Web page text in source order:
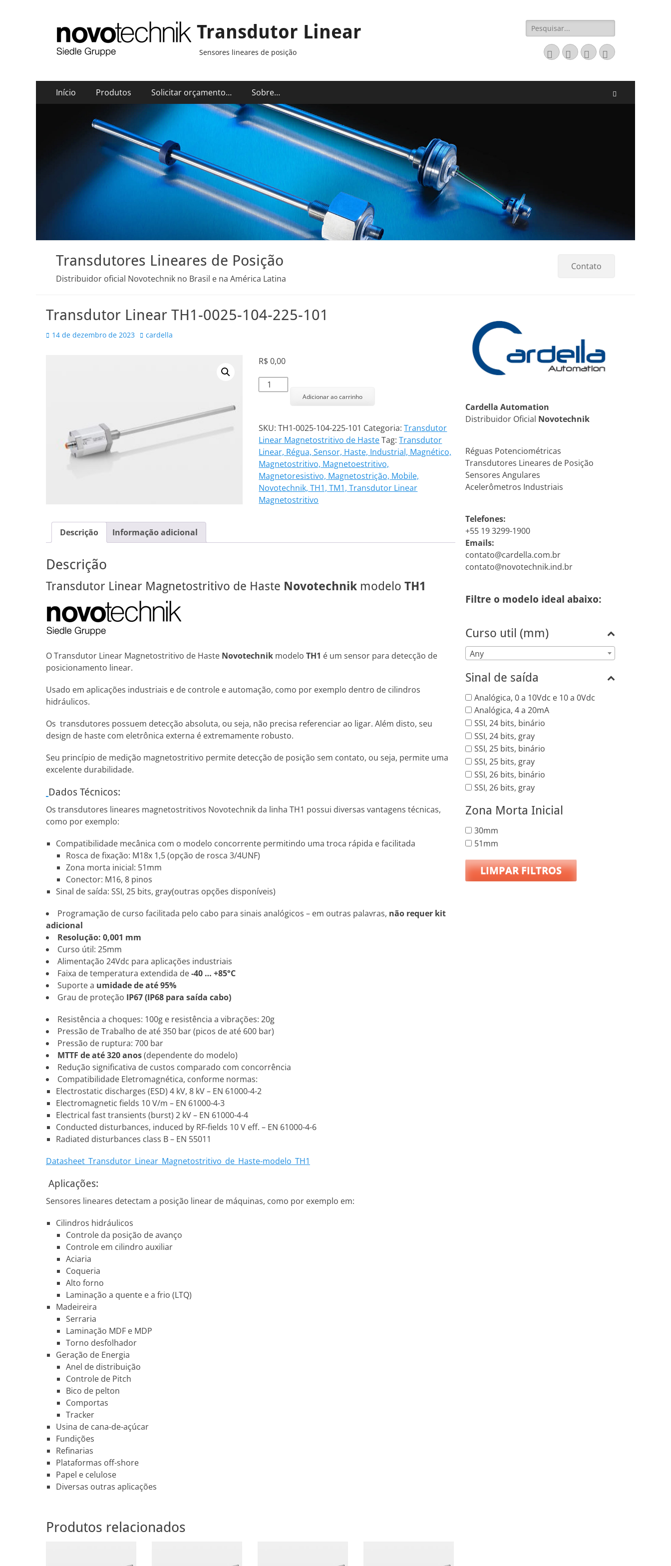
Transdutor Linear
Sensores lineares de posição
Pesquisar
por:
EmailLinkedIn
Website
Fone
Menu
principal
Pular
para
Início Produtos Solicitar orçamento… Sobre…
Transdutores Lineares de Posição
Distribuidor oficial Novotechnik no Brasil e na América Latina
Contato
Transdutor Linear TH1-0025-104-225-101
Posted
14 de dezembro de 2023 Autor
cardella
R$0,00
Transdutor
Linear
104-
225-
101
quantidade
Adicionar ao carrinho
SKU:TH1-0025-104-225-101 Categoria:Transdutor
Linear Magnetostritivo de Haste Tag:Transdutor
Linear, Régua, Sensor, Haste, Industrial, Magnético,
Magnetostritivo, Magnetoestritivo,
Magnetoresistivo, Magnetostrição, Mobile,
Novotechnik, TH1, TM1, Transdutor Linear
Magnetostritivo
Descrição Informação adicional
Descrição
Transdutor Linear Magnetostritivo de Haste Novotechnik modelo TH1
O Transdutor Linear Magnetostritivo de Haste Novotechnik modelo TH1 é um sensor para detecção de
posicionamento linear.
Usado em aplicações industriais e de controle e automação, como por exemplo dentro de cilindros
hidráulicos.
Os transdutores possuem detecção absoluta, ou seja, não precisa referenciar ao ligar. Além disto, seu
design de haste com eletrônica externa é extremamente robusto.
Seu princípio de medição magnetostritivo permite detecção de posição sem contato, ou seja, permite uma
excelente durabilidade.
Dados Técnicos:
Os transdutores lineares magnetostritivos Novotechnik da linha TH1 possui diversas vantagens técnicas,
como por exemplo:
Compatibilidade mecânica com o modelo concorrente permitindo uma troca rápida e facilitada
Rosca de fixação: M18x 1,5 (opção de rosca 3/4UNF)
Zona morta inicial: 51mm
Conector: M16, 8 pinos
Sinal de saída: SSI, 25 bits, gray(outras opções disponíveis)
Programação de curso facilitada pelo cabo para sinais analógicos – em outras palavras, não requer kit
adicional
Resolução: 0,001 mm
Curso útil: 25mm
Alimentação 24Vdc para aplicações industriais
Faixa de temperatura extendida de-40 … +85°C
Suporte a umidade de até 95%
Grau de proteção IP67 (IP68 para saída cabo)
Resistência a choques: 100g e resistência a vibrações: 20g
Pressão de Trabalho de até 350 bar (picos de até 600 bar)
Pressão de ruptura: 700 bar
MTTF de até 320 anos(dependente do modelo)
Redução significativa de custos comparado com concorrência
Compatibilidade Eletromagnética, conforme normas:
Electrostatic discharges (ESD) 4 kV, 8 kV – EN 61000-4-2
Electromagnetic fields 10 V/m – EN 61000-4-3
Electrical fast transients (burst) 2 kV – EN 61000-4-4
Conducted disturbances, induced by RF-fields 10 V eff. – EN 61000-4-6
Radiated disturbances class B – EN 55011
Datasheet_Transdutor_Linear_Magnetostritivo_de_Haste-modelo_TH1
Aplicações:
Sensores lineares detectam a posição linear de máquinas, como por exemplo em:
Cilindros hidráulicos
Controle da posição de avanço
Controle em cilindro auxiliar
Aciaria
Coqueria
Alto forno
Laminação a quente e a frio (LTQ)
Madeireira
Serraria
Laminação MDF e MDP
Torno desfolhador
Geração de Energia
Anel de distribuição
Controle de Pitch
Bico de pelton
Comportas
Tracker
Usina de cana-de-açúcar
Fundições
Refinarias
Plataformas off-shore
Papel e celulose
Diversas outras aplicações
Produtos relacionados
Cardella Automation
Distribuidor Oficial Novotechnik
Réguas Potenciométricas
Transdutores Lineares de Posição
Sensores Angulares
Acelerômetros Industriais
Telefones:
+55 19 3299-1900
Emails:
contato@cardella.com.br
contato@novotechnik.ind.br
Filtre o modelo ideal abaixo:
Curso util (mm)
Any
Sinal de saída
Analógica, 0 a 10Vdc e 10 a 0Vdc
Analógica, 4 a 20mA
SSI, 24 bits, binário
SSI, 24 bits, gray
SSI, 25 bits, binário
SSI, 25 bits, gray
SSI, 26 bits, binário
SSI, 26 bits, gray
Zona Morta Inicial
30mm
51mm
LIMPAR FILTROS